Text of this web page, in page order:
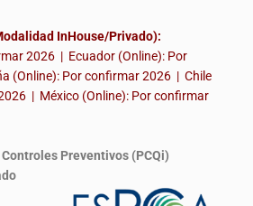
InHouse/Privado):
2026 | Ecuador (Online): Por
(Online): Por confirmar 2026 | Chile
| México (Online): Por confirmar
Preventivos (PCQi)